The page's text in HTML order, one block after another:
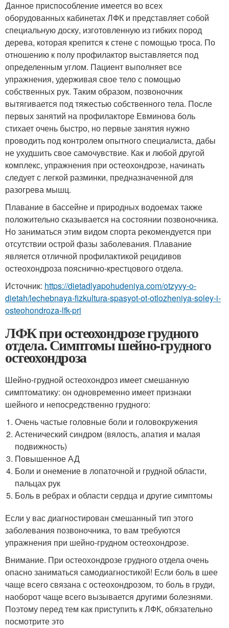
Данное приспособление имеется во всех
оборудованных кабинетах ЛФК и представляет собой
специальную доску, изготовленную из гибких пород
дерева, которая крепится к стене с помощью троса. По
отношению к полу профилактор выставляется под
определенным углом. Пациент выполняет все
упражнения, удерживая свое тело с помощью
собственных рук. Таким образом, позвоночник
вытягивается под тяжестью собственного тела. После
первых занятий на профилакторе Евминова боль
стихает очень быстро, но первые занятия нужно
проводить под контролем опытного специалиста, дабы
не ухудшить свое самочувствие. Как и любой другой
комплекс, упражнения при остеохондрозе, начинать
следует с легкой разминки, предназначенной для
разогрева мышц.
Плавание в бассейне и природных водоемах также
положительно сказывается на состоянии позвоночника.
Но заниматься этим видом спорта рекомендуется при
отсутствии острой фазы заболевания. Плавание
является отличной профилактикой рецидивов
остеохондроза пояснично-крестцового отдела.
Источник: https://dietadlyapohudeniya.com/otzyvy-o-
dietah/lechebnaya-fizkultura-spasyot-ot-otlozheniya-soley-i-
osteohondroza-lfk-pri
ЛФК при остеохондрозе грудного
отдела. Симптомы шейно-грудного
остеохондроза
Шейно-грудной остеохондроз имеет смешанную
симптоматику: он одновременно имеет признаки
шейного и непосредственно грудного:
Очень частые головные боли и головокружения
Астенический синдром (вялость, апатия и малая
подвижность)
Повышенное АД
Боли и онемение в лопаточной и грудной области,
пальцах рук
Боль в ребрах и области сердца и другие симптомы
Если у вас диагностирован смешанный тип этого
заболевания позвоночника, то вам требуются
упражнения при шейно-грудном остеохондрозе.
Внимание. При остеохондрозе грудного отдела очень
опасно заниматься самодиагностикой! Если боль в шее
чаще всего связана с остеохондрозом, то боль в груди,
наоборот чаще всего вызывается другими болезнями.
Поэтому перед тем как приступить к ЛФК, обязательно
посмотрите это